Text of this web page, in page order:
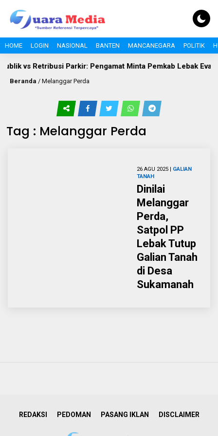
HOME LOGIN NASIONAL BANTEN MANCANEGARA POLITIK
vs Retribusi Parkir: Pengamat Minta Pemkab Lebak
Beranda / Melanggar Perda
Tag : Melanggar Perda
26 AGU 2025 | GALIAN
TANAH
Dinilai
Melanggar
Perda,
Satpol PP
Lebak Tutup
Galian Tanah
di Desa
Sukamanah
REDAKSI PEDOMAN PASANG IKLAN DISCLAIMER